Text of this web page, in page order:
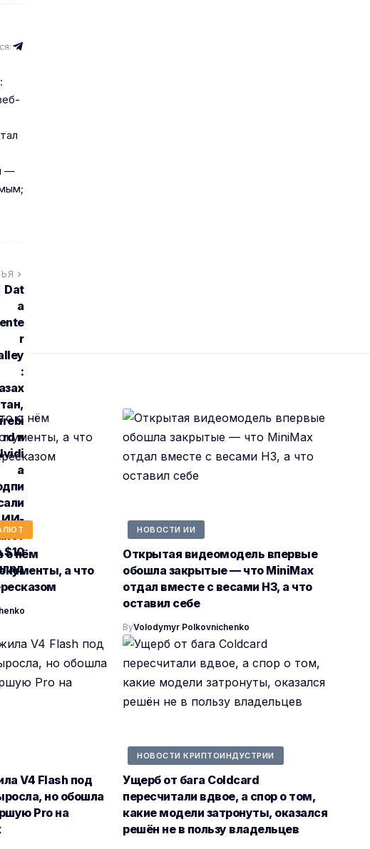
—
о нём
а что
НОВОСТИ ИИ
Открытая видеомодель впервые
обошла закрытые — что MiniMax
отдал вместе с весами H3, а что
оставил себе
ByVolodymyr Polkovnichenko
V4 Flash под
но обошла
Pro на
НОВОСТИ КРИПТОИНДУСТРИИ
Ущерб от бага Coldcard
пересчитали вдвое, а спор о том,
какие модели затронуты, оказался
решён не в пользу владельцев